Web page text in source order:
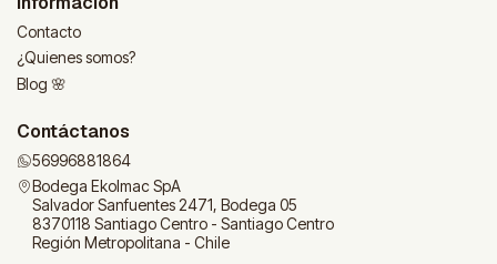
Contacto
¿Quienes somos?
Blog 🌸
Contáctanos
56996881864
Bodega Ekolmac SpA
Salvador Sanfuentes 2471, Bodega 05
8370118 Santiago Centro - Santiago Centro
Región Metropolitana - Chile